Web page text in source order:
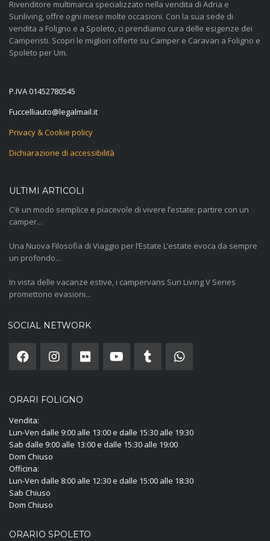
Rivenditore multimarca specializzato nella vendita di Adria e
Sunliving, offre ogni mese molte occasioni. Con la sua sede di
vendita a Foligno e a Spoleto, ci prendiamo cura delle esigenze dei
Camperisti. Scopri le migliori offerte su Camper e Caravan a Foligno e
Spoleto per Um.
P.IVA 01452780545
ti.liamlagel
@otuailleccuF
Privacy & Cookie policy
Dichiarazione di accessibilità
ULTIMI ARTICOLI
C’è un modo semplice e piacevole di vivere l’estate: partire con un
camper...
Una Nuova Filosofia di Viaggio per l’Estate L’estate evoca da sempre
un profondo...
In vista delle vacanze estive, i campervans Sun Living V Series
promettono evasioni...
SOCIAL NETWORK
ORARI FOLIGNO
Vendita:
Lun-Ven dalle 9:00 alle 13:00 e dalle 15:30 alle 19:30
Sab dalle 9:00 alle 13:00 e dalle 15:30 alle 19:00
Dom Chiuso
Officina:
Lun-Ven dalle 8:00 alle 12:30 e dalle 15:00 alle 18:30
Sab Chiuso
Dom Chiuso
ORARIO SPOLETO